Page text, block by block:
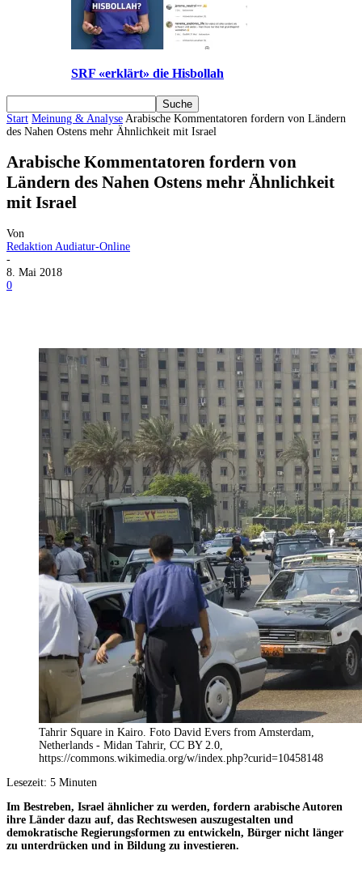
SRF «erklärt» die Hisbollah
Start Meinung & Analyse Arabische Kommentatoren fordern von Ländern
des Nahen Ostens mehr Ähnlichkeit mit Israel
Arabische Kommentatoren fordern von
Ländern des Nahen Ostens mehr Ähnlichkeit
mit Israel
Von
Redaktion Audiatur-Online
-
8. Mai 2018
0
Tahrir Square in Kairo. Foto David Evers from Amsterdam,
Netherlands - Midan Tahrir, CC BY 2.0,
https://commons.wikimedia.org/w/index.php?curid=10458148
Lesezeit: 5 Minuten
Im Bestreben, Israel ähnlicher zu werden, fordern arabische Autoren
ihre Länder dazu auf, das Rechtswesen auszugestalten und
demokratische Regierungsformen zu entwickeln, Bürger nicht länger
zu unterdrücken und in Bildung zu investieren.